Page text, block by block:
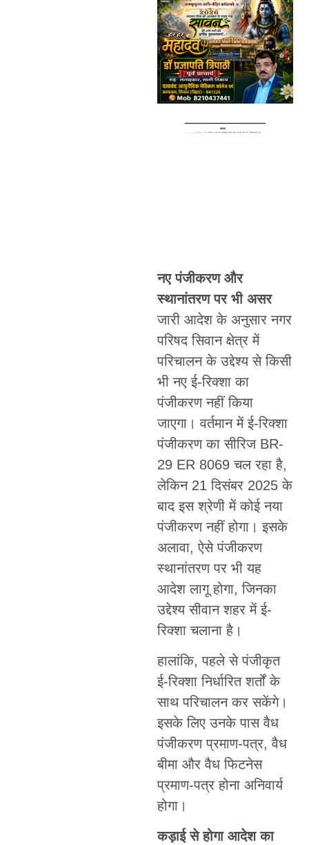
नए पंजीकरण और
स्थानांतरण पर भी असर
जारी आदेश के अनुसार नगर
परिषद सिवान क्षेत्र में
परिचालन के उद्देश्य से किसी
भी नए ई-रिक्शा का
पंजीकरण नहीं किया
जाएगा। वर्तमान में ई-रिक्शा
पंजीकरण का सीरिज BR-
29 ER 8069 चल रहा है,
लेकिन 21 दिसंबर 2025 के
बाद इस श्रेणी में कोई नया
पंजीकरण नहीं होगा। इसके
अलावा, ऐसे पंजीकरण
स्थानांतरण पर भी यह
आदेश लागू होगा, जिनका
उद्देश्य सीवान शहर में ई-
रिक्शा चलाना है।
हालांकि, पहले से पंजीकृत
ई-रिक्शा निर्धारित शर्तों के
साथ परिचालन कर सकेंगे।
इसके लिए उनके पास वैध
पंजीकरण प्रमाण-पत्र, वैध
बीमा और वैध फिटनेस
प्रमाण-पत्र होना अनिवार्य
होगा।
कड़ाई से होगा आदेश का